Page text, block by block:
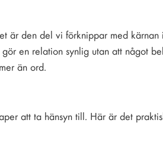
är den del vi förknippar med kärnan
en relation synlig utan att något
än ord.
att ta hänsyn till. Här är det